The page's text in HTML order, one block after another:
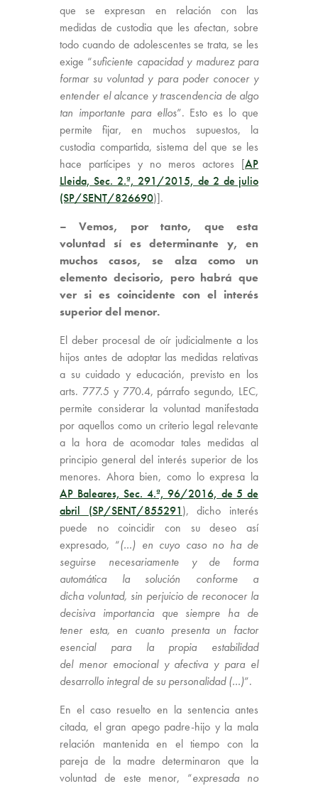
que se expresan en relación con las
medidas de custodia que les afectan, sobre
todo cuando de adolescentes se trata, se les
exige “suficiente capacidad y madurez para
formar su voluntad y para poder conocer y
entender el alcance y trascendencia de algo
tan importante para ellos”. Esto es lo que
permite fijar, en muchos supuestos, la
custodia compartida, sistema del que se les
hace partícipes y no meros actores [AP
Lleida, Sec. 2.ª, 291/2015, de 2 de julio
(SP/SENT/826690)].
– Vemos, por tanto, que esta
voluntad sí es determinante y, en
muchos casos, se alza como un
elemento decisorio, pero habrá que
ver si es coincidente con el interés
superior del menor.
El deber procesal de oír judicialmente a los
hijos antes de adoptar las medidas relativas
a su cuidado y educación, previsto en los
arts. 777.5 y 770.4, párrafo segundo, LEC,
permite considerar la voluntad manifestada
por aquellos como un criterio legal relevante
a la hora de acomodar tales medidas al
principio general del interés superior de los
menores. Ahora bien, como lo expresa la
AP Baleares, Sec. 4.ª, 96/2016, de 5 de
abril (SP/SENT/855291), dicho interés
puede no coincidir con su deseo así
expresado, “(…) en cuyo caso no ha de
seguirse necesariamente y de forma
automática la solución conforme a
dicha voluntad, sin perjuicio de reconocer la
decisiva importancia que siempre ha de
tener esta, en cuanto presenta un factor
esencial para la propia estabilidad
del menor emocional y afectiva y para el
desarrollo integral de su personalidad (…)”.
En el caso resuelto en la sentencia antes
citada, el gran apego padre-hijo y la mala
relación mantenida en el tiempo con la
pareja de la madre determinaron que la
voluntad de este menor, “expresada no